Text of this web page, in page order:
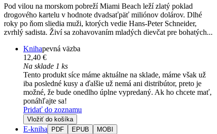
Pod vilou na morskom pobreží Miami Beach leží zlatý poklad
drogového kartelu v hodnote dvadsaťpäť miliónov dolárov. Dlhé
roky po ňom sliedia muži, ktorých vedie Hans-Peter Schneider,
zvrhlý sadista. Živí sa zohavovaním mladých dievčat pre bohatých...
Knihapevná väzba
12,40 €
Na sklade 1 ks
Tento produkt síce máme aktuálne na sklade, máme však už
iba posledné kusy a ďalšie už nemá ani distribútor, preto je
možné, že bude onedlho úplne vypredaný. Ak ho chcete mať,
ponáhľajte sa!
Pridať do zoznamu
Vložiť do košíka
E-kniha PDF EPUB MOBI